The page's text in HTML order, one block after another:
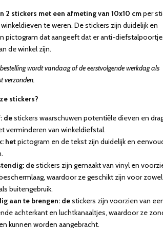
2 stickers met een afmeting van 10x10 cmper
te weren. De stickers zijn duidelijk en
pictogram dat aangeeft dat er anti-
de winkel zijn.
wordt vandaag of de eerstvolgende werkdag als
verzonden.
stickers?
destickers waarschuwen potentiële dieven en
verminderen van winkeldiefstal.
hetpictogram en de tekst zijn duidelijk en
destickers zijn gemaakt van vinyl en
waardoor ze geschikt zijn voor zowel
buitengebruik.
aan te brengen: destickers zijn voorzien van
achterkant en luchtkanaaltjes, waardoor ze
kunnen worden aangebracht.